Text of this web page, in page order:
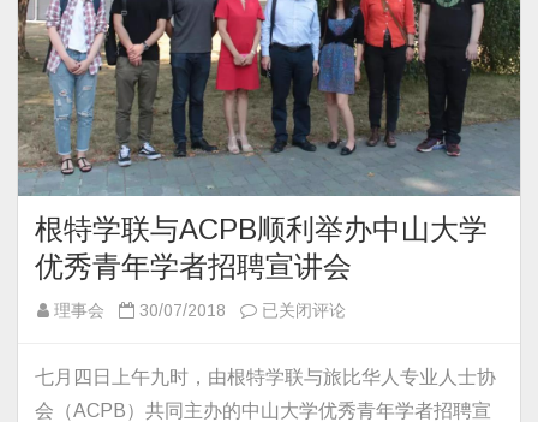
学”
学”
讲
座
根特学联与ACPB顺利举办中山大学
优秀青年学者招聘宣讲会
理事会 30/07/2018
根
学
联
已关闭评论
七月四日上午九时，由根特学联与旅比华人专业人士协
会（ACPB）共同主办的中山大学优秀青年学者招聘宣